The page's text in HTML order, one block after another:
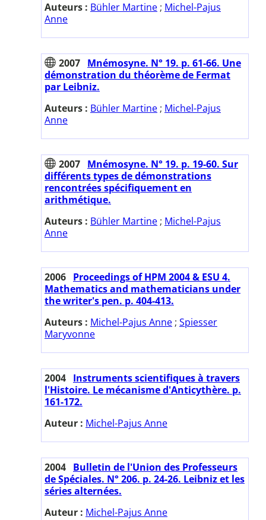
Auteurs : Bühler Martine ; Michel-Pajus
Anne
2007 Mnémosyne. N° 19. p. 61-66. Une
démonstration du théorème de Fermat
par Leibniz.
Auteurs : Bühler Martine ; Michel-Pajus
Anne
2007 Mnémosyne. N° 19. p. 19-60. Sur
différents types de démonstrations
rencontrées spécifiquement en
arithmétique.
Auteurs : Bühler Martine ; Michel-Pajus
Anne
2006 Proceedings of HPM 2004 & ESU 4.
Mathematics and mathematicians under
the writer's pen. p. 404-413.
Auteurs : Michel-Pajus Anne ; Spiesser
Maryvonne
2004 Instruments scientifiques à travers
l'Histoire. Le mécanisme d'Anticythère. p.
161-172.
Auteur : Michel-Pajus Anne
2004 Bulletin de l'Union des Professeurs
de Spéciales. N° 206. p. 24-26. Leibniz et les
séries alternées.
Auteur : Michel-Pajus Anne